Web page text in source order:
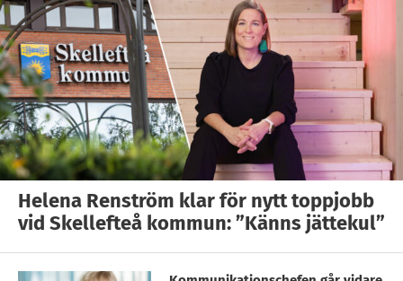
Helena Renström klar för nytt toppjobb
vid Skellefteå kommun: ”Känns jättekul”